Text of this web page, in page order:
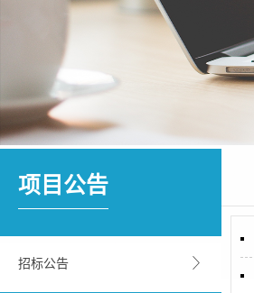
项目公告
招标公告